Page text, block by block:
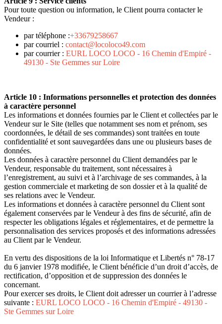
Pour toute question ou information, le Client pourra contacter le
Vendeur :
par téléphone :+33679258667
par courriel : contact@locoloco49.com
par courrier : EURL LOCO LOCO - 16 Chemin d'Empiré -
49130 - Ste Gemmes sur Loire
Article 10 : Informations personnelles et protection des données
à caractère personnel
Les informations et données fournies par le Client et collectées par le
Vendeur sur le Site (telles que notamment ses nom et prénom, ses
coordonnées, le détail de ses commandes) sont traitées en toute
confidentialité et sont sauvegardées dans une ou plusieurs bases de
données.
Les données à caractère personnel du Client demandées par le
Vendeur, responsable du traitement, sont nécessaires à
l’enregistrement, au suivi et à l’archivage de ses commandes, à la
gestion commerciale et marketing de son dossier et à la qualité de
ses relations avec le Vendeur.
Les informations et données à caractère personnel du Client sont
également conservées par le Vendeur à des fins de sécurité, afin de
respecter les obligations légales et réglementaires, et de permettre la
personnalisation des services proposés et des informations adressées
au Client par le Vendeur.
En vertu des dispositions de la loi Informatique et Libertés n° 78-17
du 6 janvier 1978 modifiée, le Client bénéficie d’un droit d’accès, de
rectification, d’opposition et de suppression des données le
concernant.
Pour exercer ses droits, le Client doit adresser un courrier à l’adresse
suivante : EURL LOCO LOCO - 16 Chemin d'Empiré - 49130 -
Ste Gemmes sur Loire